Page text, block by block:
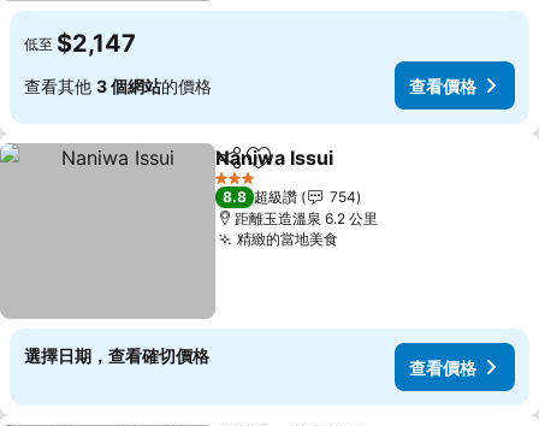
低至 $2,147
查看其他 3 個網站的價格 查看價格
分享 加入我的最愛
Naniwa Issui
3 星級
8.8 超級讚
754
距離玉造溫泉 6.2 公里
精緻的當地美食
選擇日期，查看確切價格
查看價格